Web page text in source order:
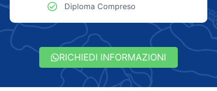
Diploma Compreso
RICHIEDI INFORMAZIONI